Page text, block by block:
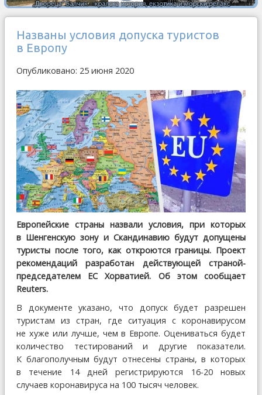
Названы условия допуска туристов
в Европу
Опубликовано: 25 июня 2020
Европейские страны назвали условия, при которых
в Шенгенскую зону и Скандинавию будут допущены
туристы после того, как откроются границы. Проект
рекомендаций разработан действующей страной-
председателем ЕС Хорватией. Об этом сообщает
Reuters.
В документе указано, что допуск будет разрешен
туристам из стран, где ситуация с коронавирусом
не хуже или лучше, чем в Европе. Оцениваться будет
количество тестирований и другие показатели.
К благополучным будут отнесены страны, в которых
в течение 14 дней регистрируются 16-20 новых
случаев коронавируса на 100 тысяч человек.